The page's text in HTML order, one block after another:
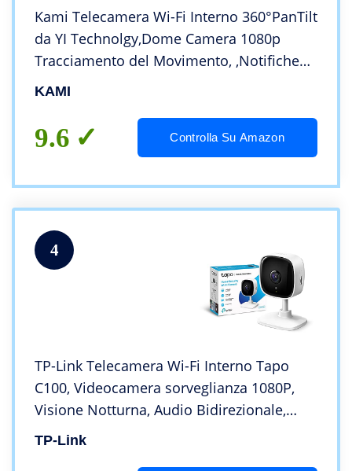
Kami Telecamera Wi-Fi Interno 360°PanTilt
da YI Technolgy,Dome Camera 1080p
Tracciamento del Movimento, ,Notifiche
Push,Audio Bidirezionale,Visione Notturna
KAMI
9.6 Controlla Su Amazon
4
TP-Link Telecamera Wi-Fi Interno Tapo
C100, Videocamera sorveglianza 1080P,
Visione Notturna, Audio Bidirezionale,
Notifiche in tempo reale del sensore di
TP-Link